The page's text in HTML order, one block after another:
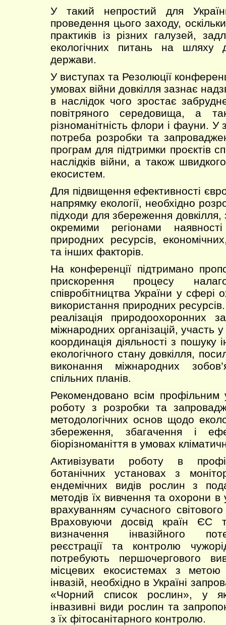
У такий непростий для
проведення цього заходу,
практиків із різних галузей,
екологічних питань на шляху
держави.
У виступах та Резолюції
умовах війни довкілля зазнає
в наслідок чого зростає
повітряного середовища, а
різноманітність флори і фауни. У
потреба розробки та
програм для підтримки проєктів
наслідків війни, а також
екосистем.
Для підвищення ефективності
напрямку екології, необхідно
підходи для збереження
окремими регіонами
природних ресурсів,
та інших факторів.
На конференції підтримано
прискорення процесу
співробітництва України у сфері
використання природних
реалізація природоохоронних
міжнародних організацій, участь
координація діяльності з пошуку
екологічного стану довкілля,
виконання міжнародних
спільних планів.
Рекомендовано всім профільним
роботу з розробки та
методологічних основ щодо
збереження, збагачення і
біорізноманіття в умовах
Активізувати роботу в
ботанічних установах з
ендемічних видів рослин з
методів їх вивчення та охорони
врахуванням сучасного
Враховуючи досвід країн
визначення інвазійного
реєстрації та контролю
потребують першочергового
місцевих екосистемах з метою
інвазій, необхідно в Україні
«Чорний список рослин», у
інвазивні види рослин та
з їх фітосанітарного контролю.